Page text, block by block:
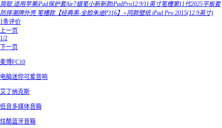
简聪 适用苹果iPad保护套Air7蜡笔小新新款iPadPro12.9/11英寸笔槽第11代2025平板套
防摔潮牌外壳 笔槽款【经典黑-全脸朱迪P316】+同款壁纸 iPad Pro 2015(12.9英寸)
1条评价
上一页
1/2
下一页
麦博FC10
电脑迷你可爱音响
艾丁纳克斯
低音多媒体音箱
炫酷蓝牙音箱